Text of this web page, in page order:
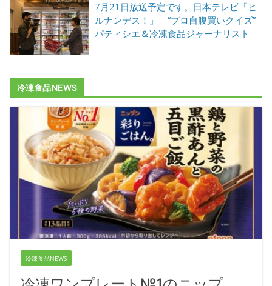
7月21日放送予定です。日本テレビ「ヒ
ルナンデス！」 “プロ自腹買いクイズ”
パティシエ＆冷凍食品ジャーナリスト
冷凍食品NEWS
冷凍食品NEWS